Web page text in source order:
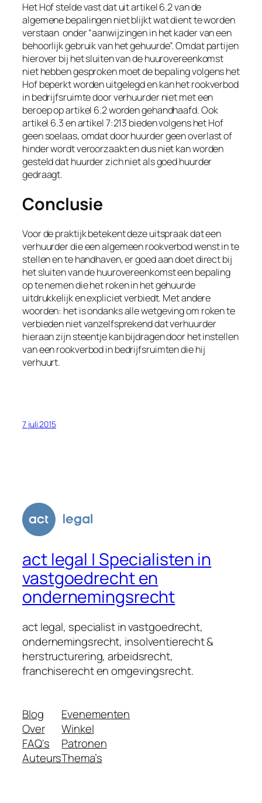
Het Hof stelde vast dat uit artikel 6.2 van de
algemene bepalingen niet blijkt wat dient te worden
verstaan onder “aanwijzingen in het kader van een
behoorlijk gebruik van het gehuurde”. Omdat partijen
hierover bij het sluiten van de huurovereenkomst
niet hebben gesproken moet de bepaling volgens het
Hof beperkt worden uitgelegd en kan het rookverbod
in bedrijfsruimte door verhuurder niet met een
beroep op artikel 6.2 worden gehandhaafd. Ook
artikel 6.3 en artikel 7:213 bieden volgens het Hof
geen soelaas, omdat door huurder geen overlast of
hinder wordt veroorzaakt en dus niet kan worden
gesteld dat huurder zich niet als goed huurder
gedraagt.
Conclusie
Voor de praktijk betekent deze uitspraak dat een
verhuurder die een algemeen rookverbod wenst in te
stellen en te handhaven, er goed aan doet direct bij
het sluiten van de huurovereenkomst een bepaling
op te nemen die het roken in het gehuurde
uitdrukkelijk en expliciet verbiedt. Met andere
woorden: het is ondanks alle wetgeving om roken te
verbieden niet vanzelfsprekend dat verhuurder
hieraan zijn steentje kan bijdragen door het instellen
van een rookverbod in bedrijfsruimten die hij
verhuurt.
7 juli 2015
act legal | Specialisten in
vastgoedrecht en
ondernemingsrecht
act legal, specialist in vastgoedrecht,
ondernemingsrecht, insolventierecht &
herstructurering, arbeidsrecht,
franchiserecht en omgevingsrecht.
Blog
Over
FAQ's
Auteurs
Evenementen
Winkel
Patronen
Thema’s